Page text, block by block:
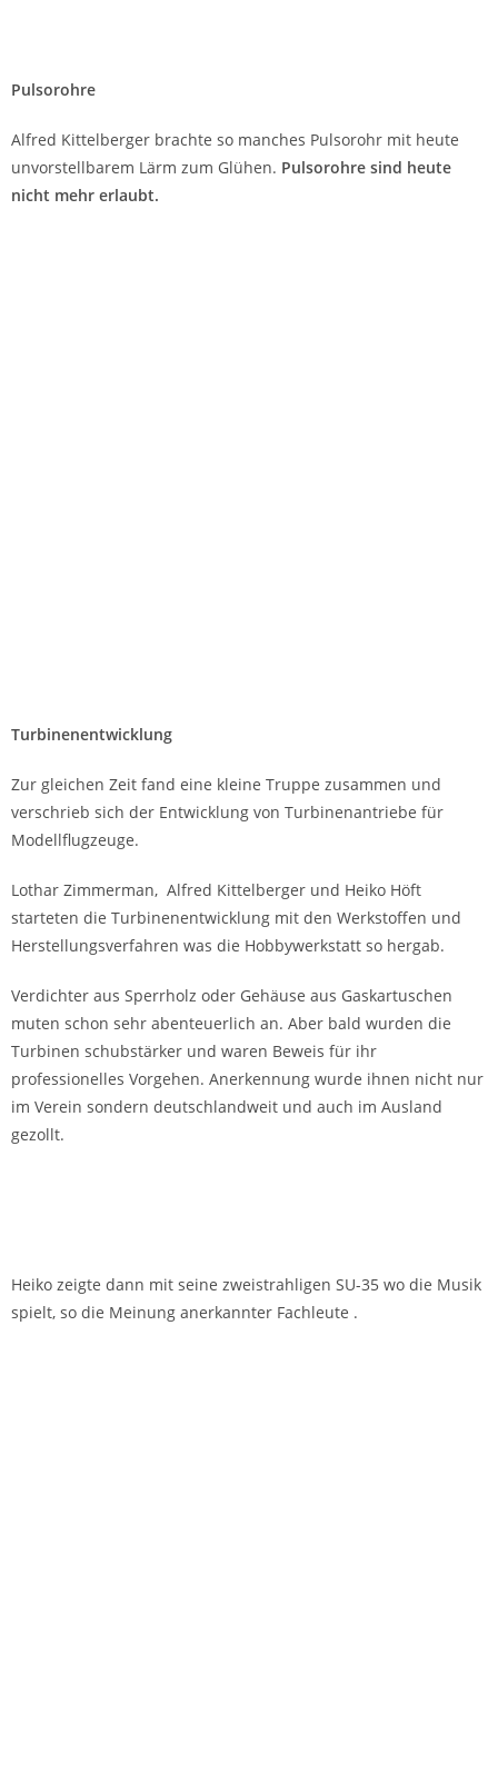
Pulsorohre
Alfred Kittelberger brachte so manches Pulsorohr mit heute
unvorstellbarem Lärm zum Glühen. Pulsorohre sind heute
nicht mehr erlaubt.
Turbinenentwicklung
Zur gleichen Zeit fand eine kleine Truppe zusammen und
verschrieb sich der Entwicklung von Turbinenantriebe für
Modellflugzeuge.
Lothar Zimmerman, Alfred Kittelberger und Heiko Höft
starteten die Turbinenentwicklung mit den Werkstoffen und
Herstellungsverfahren was die Hobbywerkstatt so hergab.
Verdichter aus Sperrholz oder Gehäuse aus Gaskartuschen
muten schon sehr abenteuerlich an. Aber bald wurden die
Turbinen schubstärker und waren Beweis für ihr
professionelles Vorgehen. Anerkennung wurde ihnen nicht nur
im Verein sondern deutschlandweit und auch im Ausland
gezollt.
Heiko zeigte dann mit seine zweistrahligen SU-35 wo die Musik
spielt, so die Meinung anerkannter Fachleute .